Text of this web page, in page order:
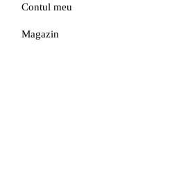
Contul meu
Magazin